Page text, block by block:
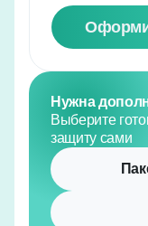
Нужна
Выберите
защиту сами